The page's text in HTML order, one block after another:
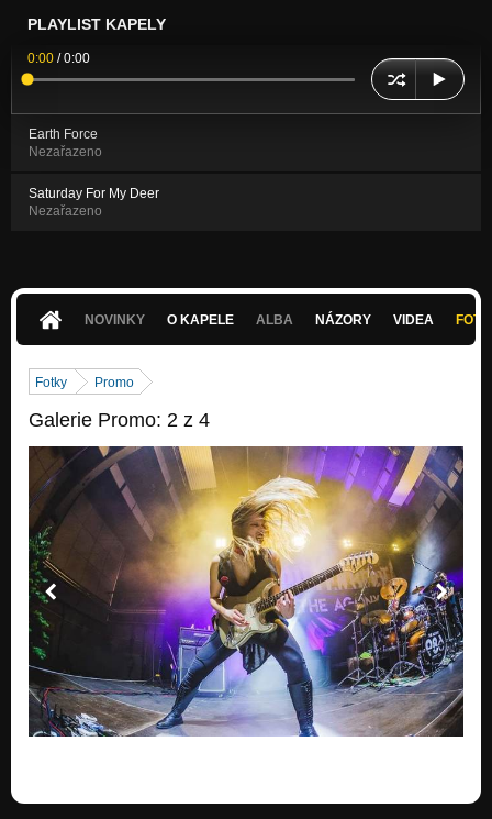
PLAYLIST KAPELY
0:00 /0:00
Earth Force
Nezařazeno
Saturday For My Deer
Nezařazeno
NOVINKY O KAPELE ALBA NÁZORY VIDEA
Fotky Promo
Galerie Promo: 2 z 4